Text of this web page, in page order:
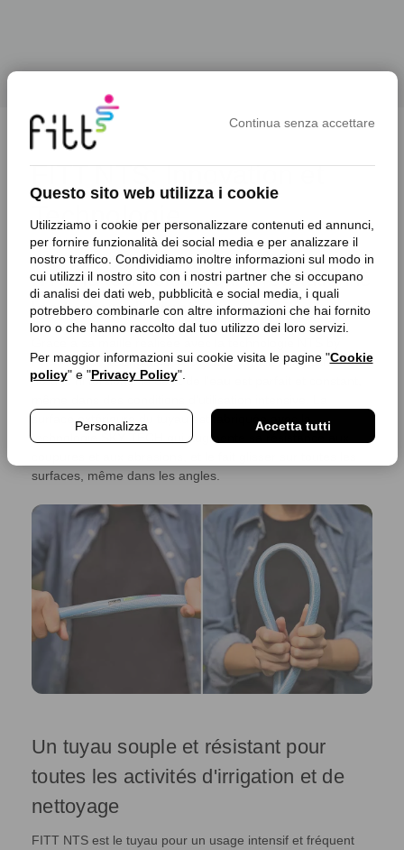
Continua senza accettare
Questo sito web utilizza i cookie
Utilizziamo i cookie per personalizzare contenuti ed annunci,
per fornire funzionalità dei social media e per analizzare il
nostro traffico. Condividiamo inoltre informazioni sul modo in
cui utilizzi il nostro sito con i nostri partner che si occupano
di analisi dei dati web, pubblicità e social media, i quali
potrebbero combinarle con altre informazioni che hai fornito
loro o che hanno raccolto dal tuo utilizzo dei loro servizi.
Per maggior informazioni sui cookie visita le pagine "Cookie
policy" e "Privacy Policy".
Personalizza Accetta tutti
FITT NTS: Innovation et
Technologie
NTS, la technologie qui a révolutionné
les tuyaux d'irrigation
FITT, unique et originale, le tuyau est malléable, sans
nœuds ni torsions: le débit de l’eau est parfait et constant,
surface extérieure du tuyau est fabriquée avec la
technologie SKY TECH qui augmente sa résistance aux
surfaces, même dans les angles.
Un tuyau souple et résistant pour
toutes les activités d'irrigation et de
nettoyage
FITT NTS est le tuyau pour un usage intensif et fréquent